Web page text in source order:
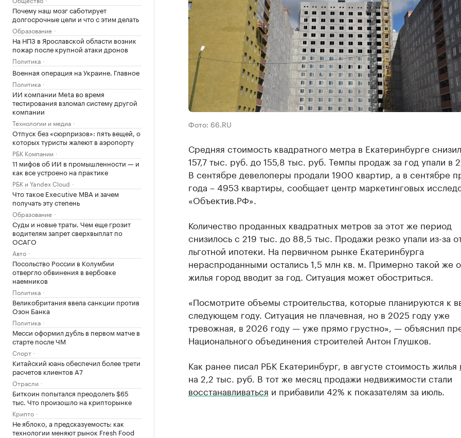
Почему наш мозг саботирует
долгосрочные цели и что с этим делать
Образование
На НПЗ в Ярославской области возник
пожар после крупной атаки дронов
Политика
Военная операция на Украине. Главное
Политика
ИИ компании Meta во время
тестирования взломал систему другой
компании
Технологии и медиа
Отпуск без «сюрпризов»: пять вещей, о
которых туристы жалеют в аэропорту
РБК Компании
11 мифов об ИИ в промышленности — и
как все устроено на практике
РБК и Yandex Cloud
Что такое Executive MBA и зачем
получать эту степень
Образование
Суды и новые траты. Чем еще грозит
водителям запрет сверхвыплат по
ОСАГО
Авто
Посольство России в Колумбии
отвергло обвинения в вербовке
наемников
Политика
Великобритания ввела санкции против
Озон Банка
Политика
Месси оформил дубль в первом матче в
старте после ЧМ
Спорт
Китайский юань обеспечил более трети
расчетов клиентов А7
Отрасли
Биткоин попытался преодолеть $65
тыс. Что произошло на крипторынке
Крипто
Не яблоко, а предсказуемость: как
технологии меняют рынок Fresh Food
Фото: 66.RU
Средняя стоимость квадратного метра в Екатеринбурге
157,7 тыс. руб. до 155,8 тыс. руб. Темпы продаж за год упали в
В сентябре девелоперы продали 1900 квартир, а в сентябре
года – 4953 квартиры, сообщает центр маркетинговых
«Объeктив.РФ».
Количество проданных квадратных метров за этот же период
снизилось с 219 тыс. до 88,5 тыс. Продажи резко упали из-за
льготной ипотеки. На первичном рынке Екатеринбурга
нераспроданными остались 1,5 млн кв. м. Примерно такой же
жилья город вводит за год. Ситуация может обостриться.
«Посмотрите объемы строительства, которые планируются к
следующем году. Ситуация не плачевная, но в 2025 году уже
тревожная, в 2026 году — уже прямо грустно», — объяснил
Национального объединения строителей Антон Глушков.
Как ранее писал РБК Екатеринбург, в августе стоимость жилья
на 2,2 тыс. руб. В тот же месяц продажи недвижимости стали
восстанавливаться и прибавили 42% к показателям за июль.